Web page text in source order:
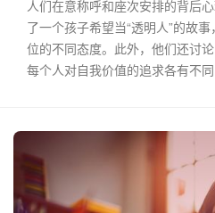
人们在意称呼和座次安排的背后
了一个孩子希望当“透明人”的故
位的不同态度。此外，他们还讨
每个人对自我价值的追求各有不